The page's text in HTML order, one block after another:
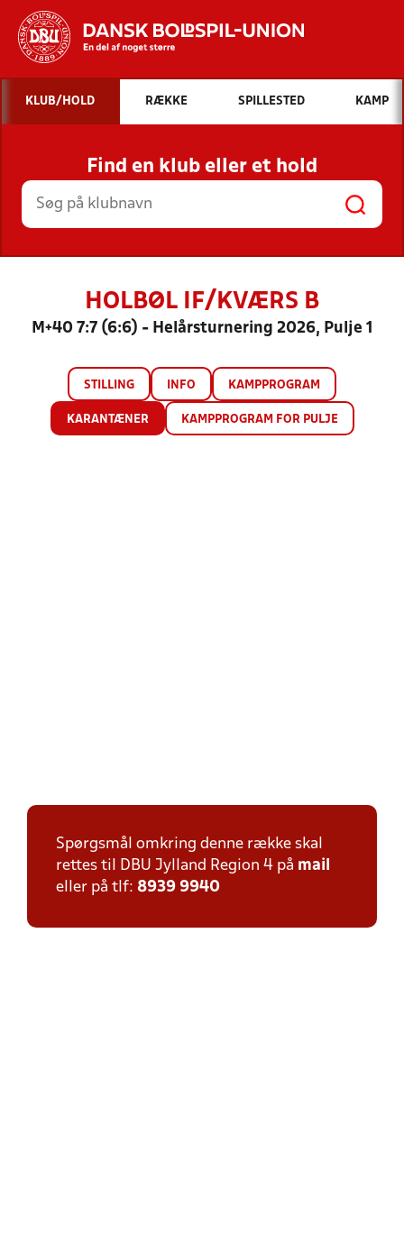
Hvad vil du søge efter?
INDHOLD OG NYHEDER
STILLINGER, RESULTATER, KLUBBER OG
HOLD
KLUB/HOLD RÆKKE SPILLESTED KAMP
Find en klub eller et hold
HOLBØL IF/KVÆRS B
M+40 7:7 (6:6) - Helårsturnering 2026, Pulje 1
STILLING INFO KAMPPROGRAM
KARANTÆNER KAMPPROGRAM FOR PULJE
Spørgsmål omkring denne række skal
rettes til DBU Jylland Region 4 på mail
eller på tlf: 8939 9940